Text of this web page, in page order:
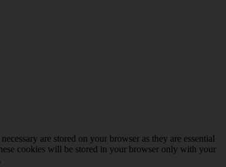
are stored on your browser as they are essential
cookies will be stored in your browser only with your